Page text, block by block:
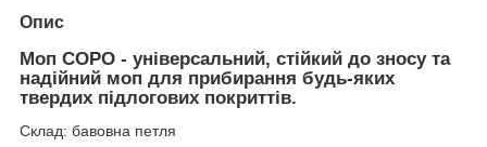
Опис
Моп COPO - універсальний, стійкий до зносу та
надійний моп для прибирання будь-яких
твердих підлогових покриттів.
Склад: бавовна петля